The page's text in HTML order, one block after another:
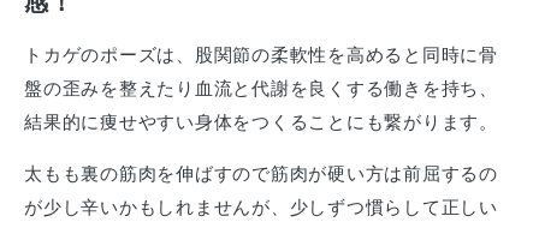
トカゲのポーズは、股関節の柔軟性を高めると同時に骨
盤の歪みを整えたり血流と代謝を良くする働きを持ち、
結果的に痩せやすい身体をつくることにも繋がります。
太もも裏の筋肉を伸ばすので筋肉が硬い方は前屈するの
が少し辛いかもしれませんが、少しずつ慣らして正しい